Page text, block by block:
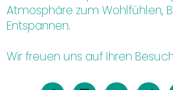
Atmosphäre zum Wohlfühlen,
Entspannen.
Wir freuen uns auf Ihren